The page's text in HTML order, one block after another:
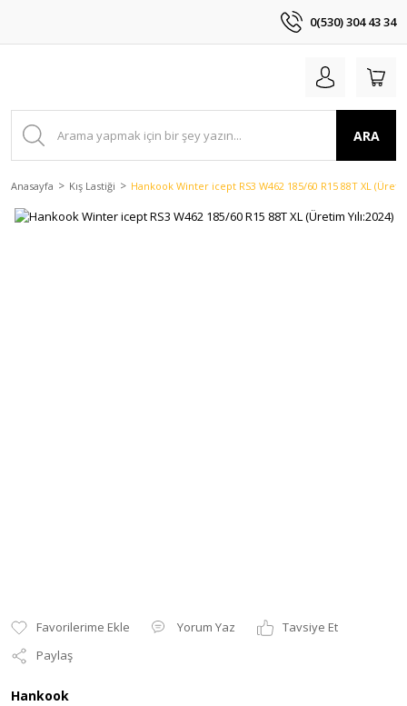
0(530) 304 43 34
ARA
Anasayfa Kış Lastiği Hankook Winter icept RS3 W462 185/60 R15 88T XL
Yorum Yaz
Tavsiye Et
Paylaş
Hankook